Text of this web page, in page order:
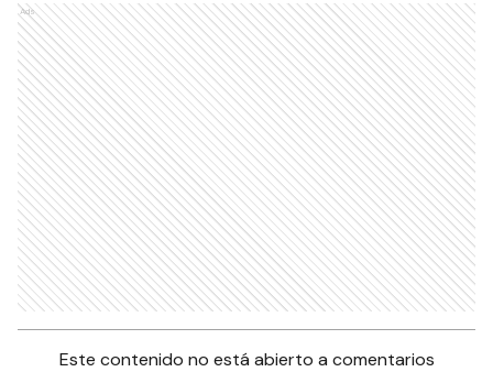
Ads
Este contenido no está abierto a comentarios